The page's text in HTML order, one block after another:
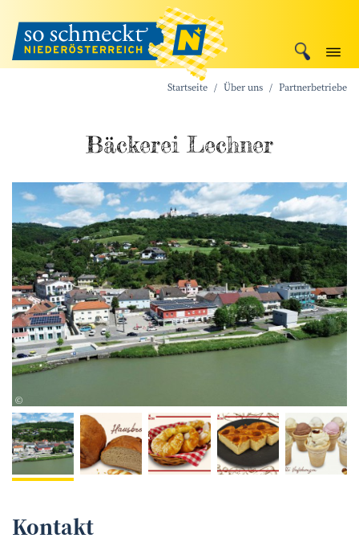
Startseite Über uns Partnerbetriebe
Bäckerei Lechner
©Bäckerei Lechner
Kontakt